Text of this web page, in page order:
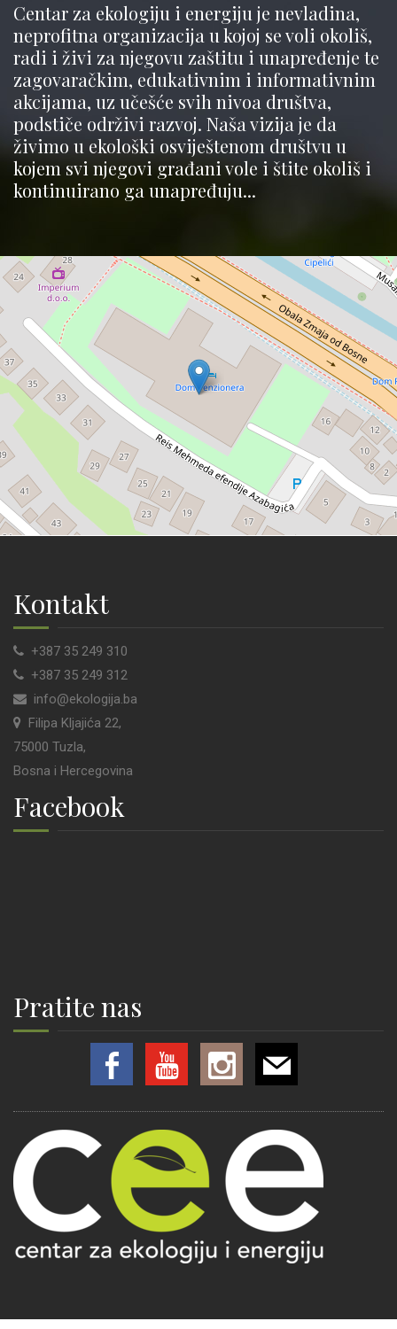
Centar za ekologiju i energiju je nevladina,
neprofitna organizacija u kojoj se voli okoliš,
radi i živi za njegovu zaštitu i unapređenje te
zagovaračkim, edukativnim i informativnim
akcijama, uz učešće svih nivoa društva,
podstiče održivi razvoj. Naša vizija je da
živimo u ekološki osviještenom društvu u
kojem svi njegovi građani vole i štite okoliš i
kontinuirano ga unapređuju...
Kontakt
+387 35 249 310
+387 35 249 312
info@ekologija.ba
Filipa Kljajića 22,
75000 Tuzla,
Bosna i Hercegovina
Facebook
Pratite nas